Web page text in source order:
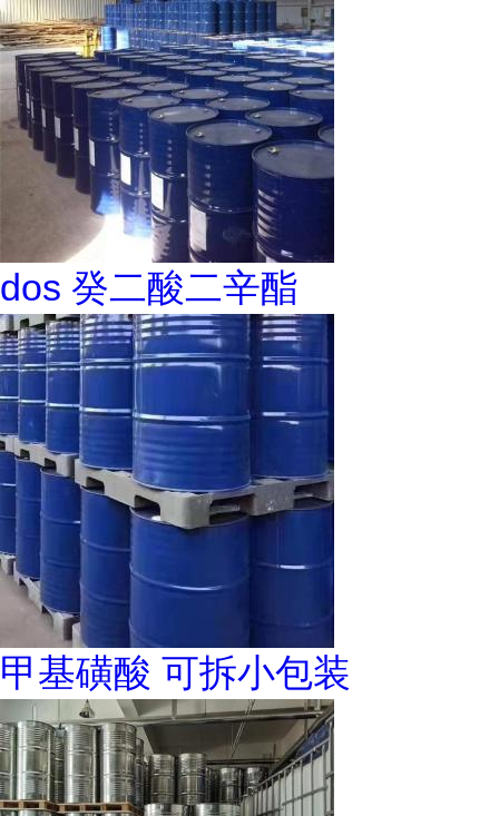
dos 癸二酸二辛酯
甲基磺酸 可拆小包装